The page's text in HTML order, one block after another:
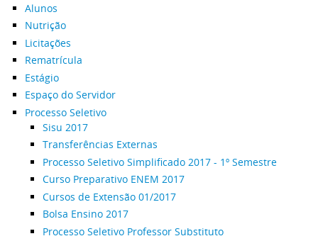
Alunos
Nutrição
Licitações
Rematrícula
Estágio
Espaço do Servidor
Processo Seletivo
Sisu 2017
Transferências Externas
Processo Seletivo Simplificado 2017 - 1º Semestre
Curso Preparativo ENEM 2017
Cursos de Extensão 01/2017
Bolsa Ensino 2017
Processo Seletivo Professor Substituto